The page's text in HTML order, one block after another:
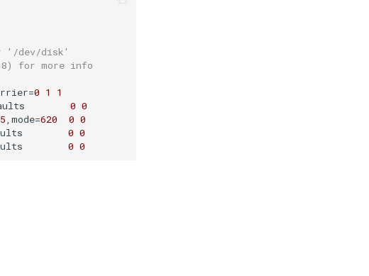
'/dev/disk'
for more info
0 1
1
0 0
5,mode=620 0 0
0 0
0 0